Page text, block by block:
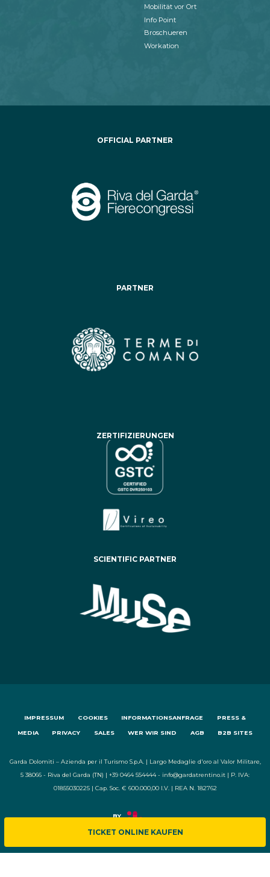
TICKET ONLINE KAUFEN
Mobilität vor Ort
Info Point
Broschueren
Workation
OFFICIAL PARTNER
PARTNER
ZERTIFIZIERUNGEN
SCIENTIFIC PARTNER
IMPRESSUM COOKIES INFORMATIONSANFRAGE PRESS &
MEDIA PRIVACY SALES WER WIR SIND AGB B2B SITES
Garda Dolomiti – Azienda per il Turismo S.p.A. | Largo Medaglie d'oro al Valor Militare,
5 38066 - Riva del Garda (TN) | +39 0464 554444 - info@gardatrentino.it | P. IVA:
01855030225 | Cap. Soc. € 600.000,00 I.V. | REA N. 182762